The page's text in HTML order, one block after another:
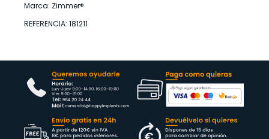
Marca: Zimmer®
REFERENCIA: 181211